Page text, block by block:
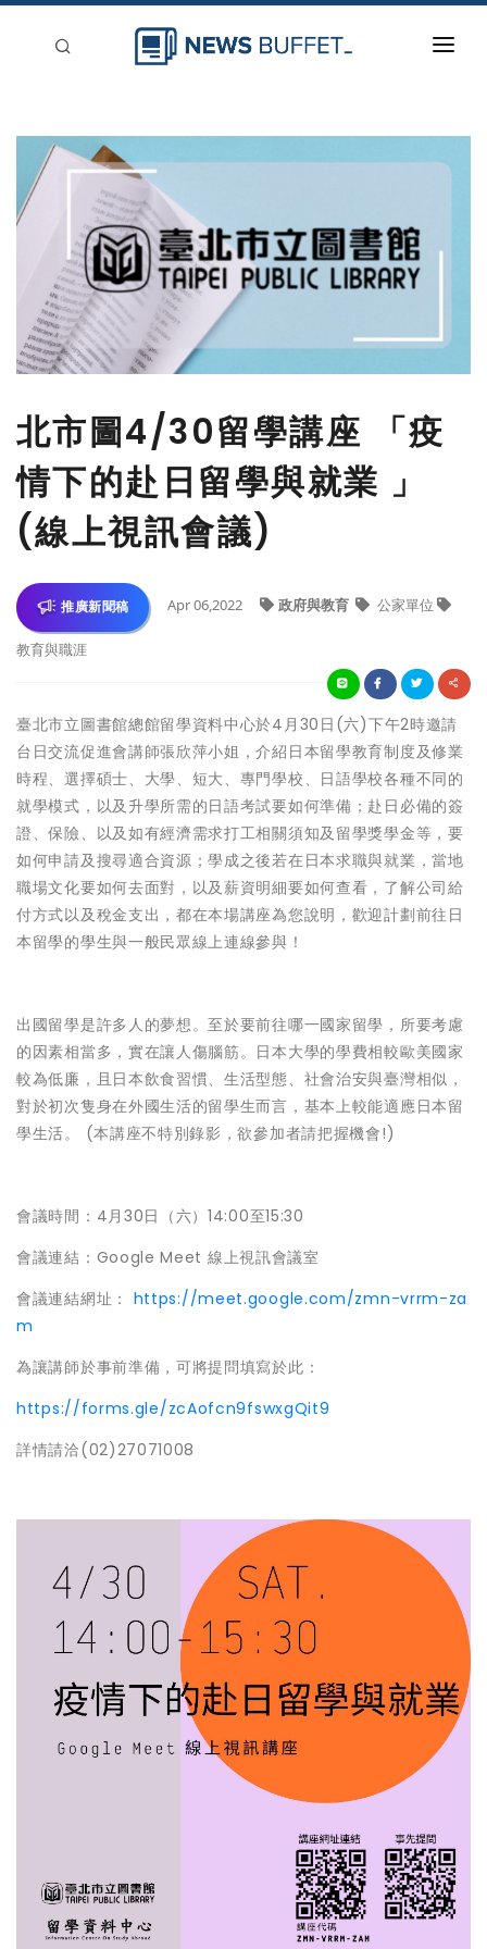
新聞稿分類
刊登
北市圖4/30留學講座 「疫
情下的赴日留學與就業 」
(線上視訊會議)
推廣新聞稿 Apr 06,2022 政府與教育 公家單位
教育與職涯
臺北市立圖書館總館留學資料中心於4月30日(六)下午2時邀請
台日交流促進會講師張欣萍小姐，介紹日本留學教育制度及修業
時程、選擇碩士、大學、短大、專門學校、日語學校各種不同的
就學模式，以及升學所需的日語考試要如何準備；赴日必備的簽
證、保險、以及如有經濟需求打工相關須知及留學獎學金等，要
如何申請及搜尋適合資源；學成之後若在日本求職與就業，當地
職場文化要如何去面對，以及薪資明細要如何查看，了解公司給
付方式以及稅金支出，都在本場講座為您說明，歡迎計劃前往日
本留學的學生與一般民眾線上連線參與！
出國留學是許多人的夢想。至於要前往哪一國家留學，所要考慮
的因素相當多，實在讓人傷腦筋。日本大學的學費相較歐美國家
較為低廉，且日本飲食習慣、生活型態、社會治安與臺灣相似，
對於初次隻身在外國生活的留學生而言，基本上較能適應日本留
學生活。 (本講座不特別錄影，欲參加者請把握機會!)
會議時間：4月30日（六）14:00至15:30
會議連結：Google Meet 線上視訊會議室
會議連結網址： https://meet.google.com/zmn-vrrm-za
m
為讓講師於事前準備，可將提問填寫於此：
https://forms.gle/zcAofcn9fswxgQit9
詳情請洽(02)27071008